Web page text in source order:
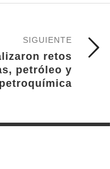
SIGUIENTE
retos
petróleo y
petroquímica